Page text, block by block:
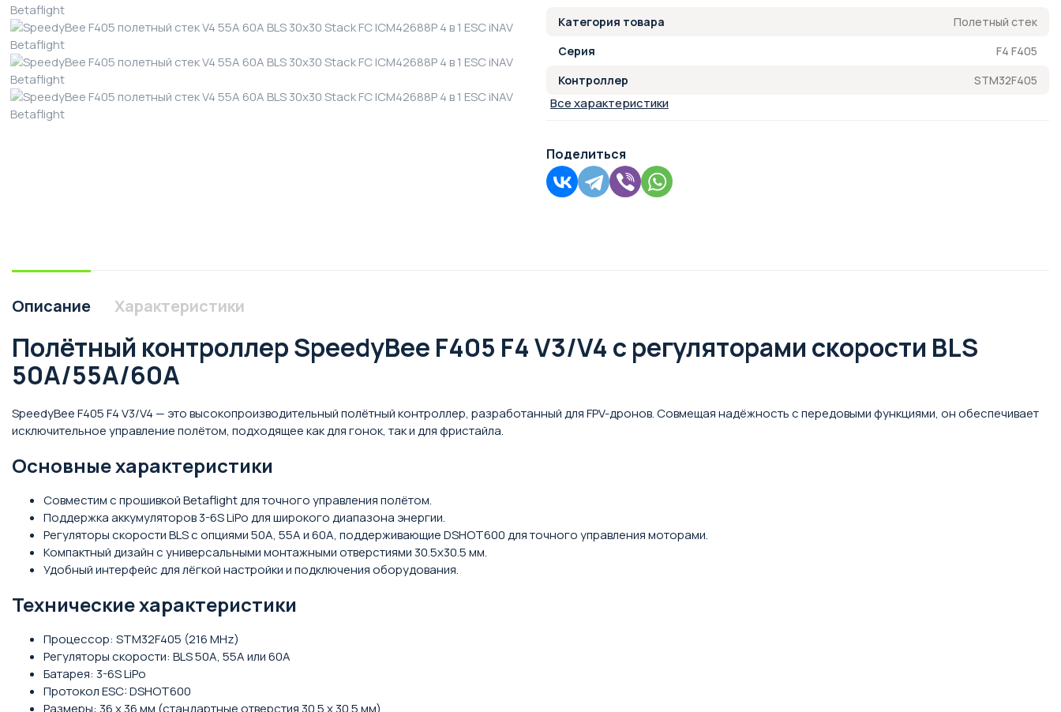
Категория товара
Полетный стек
Серия
F4 F405
Контроллер
STM32F405
Все характеристики
Поделиться
Описание Характеристики
Полётный контроллер SpeedyBee F405 F4 V3/V4 с регуляторами скорости BLS
50A/55A/60A
SpeedyBee F405 F4 V3/V4 — это высокопроизводительный полётный контроллер, разработанный для FPV-дронов. Совмещая надёжность с передовыми функциями, он обеспечивает
исключительное управление полётом, подходящее как для гонок, так и для фристайла.
Основные характеристики
Совместим с прошивкой Betaflight для точного управления полётом.
Поддержка аккумуляторов 3-6S LiPo для широкого диапазона энергии.
Регуляторы скорости BLS с опциями 50A, 55A и 60A, поддерживающие DSHOT600 для точного управления моторами.
Компактный дизайн с универсальными монтажными отверстиями 30.5x30.5 мм.
Удобный интерфейс для лёгкой настройки и подключения оборудования.
Технические характеристики
Процессор: STM32F405 (216 MHz)
Регуляторы скорости: BLS 50A, 55A или 60A
Батарея: 3-6S LiPo
Протокол ESC: DSHOT600
Размеры: 36 х 36 мм (стандартные отверстия 30.5 х 30.5 мм)